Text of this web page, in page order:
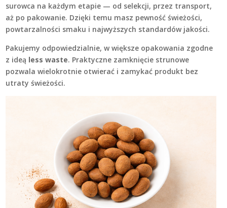
surowca na każdym etapie — od selekcji, przez transport,
aż po pakowanie. Dzięki temu masz pewność świeżości,
powtarzalności smaku i najwyższych standardów jakości.
Pakujemy odpowiedzialnie, w większe opakowania zgodne
z ideą less waste. Praktyczne zamknięcie strunowe
pozwala wielokrotnie otwierać i zamykać produkt bez
utraty świeżości.